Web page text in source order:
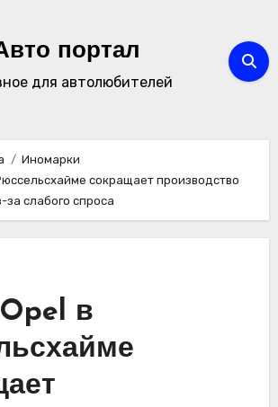
портал
для автолюбителей
Иномарки
сокращает производство
слабого спроса
в